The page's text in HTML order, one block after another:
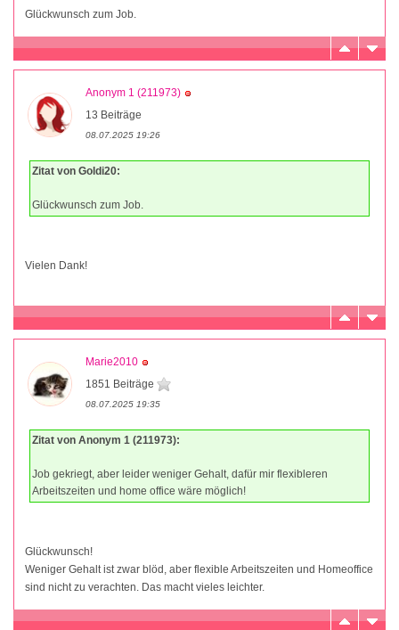
Glückwunsch zum Job.
Anonym 1 (211973)
13 Beiträge
08.07.2025 19:26
Zitat von Goldi20:
Glückwunsch zum Job.
Vielen Dank!
Marie2010
1851 Beiträge
08.07.2025 19:35
Zitat von Anonym 1 (211973):
Job gekriegt, aber leider weniger Gehalt, dafür mir flexibleren
Arbeitszeiten und home office wäre möglich!
Glückwunsch!
Weniger Gehalt ist zwar blöd, aber flexible Arbeitszeiten und Homeoffice
sind nicht zu verachten. Das macht vieles leichter.